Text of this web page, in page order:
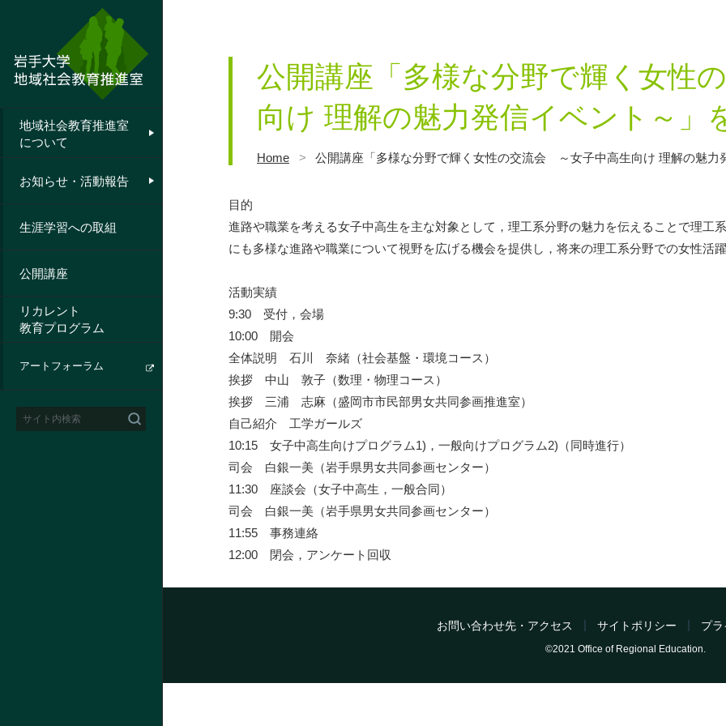
地域社会教育推進室
について
お知らせ・活動報告
生涯学習への取組
公開講座
リカレント
教育プログラム
アートフォーラム
公開講座「多様な分野で輝く女性
向け 理解の魅力発信イベント～」
Home > 公開講座「多様な分野で輝く女性の交流会 ～女子中高生向け 理解の魅力
目的
進路や職業を考える女子中高生を主な対象として，理工系分野の魅力を伝えることで理工
にも多様な進路や職業について視野を広げる機会を提供し，将来の理工系分野での女性活躍
活動実績
9:30 受付，会場
10:00 開会
全体説明 石川 奈緒（社会基盤・環境コース）
挨拶 中山 敦子（数理・物理コース）
挨拶 三浦 志麻（盛岡市市民部男女共同参画推進室）
自己紹介 工学ガールズ
10:15 女子中高生向けプログラム1)，一般向けプログラム2)（同時進行）
司会 白銀一美（岩手県男女共同参画センター）
11:30 座談会（女子中高生，一般合同）
司会 白銀一美（岩手県男女共同参画センター）
11:55 事務連絡
12:00 閉会，アンケート回収
お問い合わせ先・アクセス サイトポリシー プ
©2021 Office of Regional Education.